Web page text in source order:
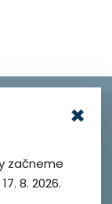
×
začneme
8. 2026.